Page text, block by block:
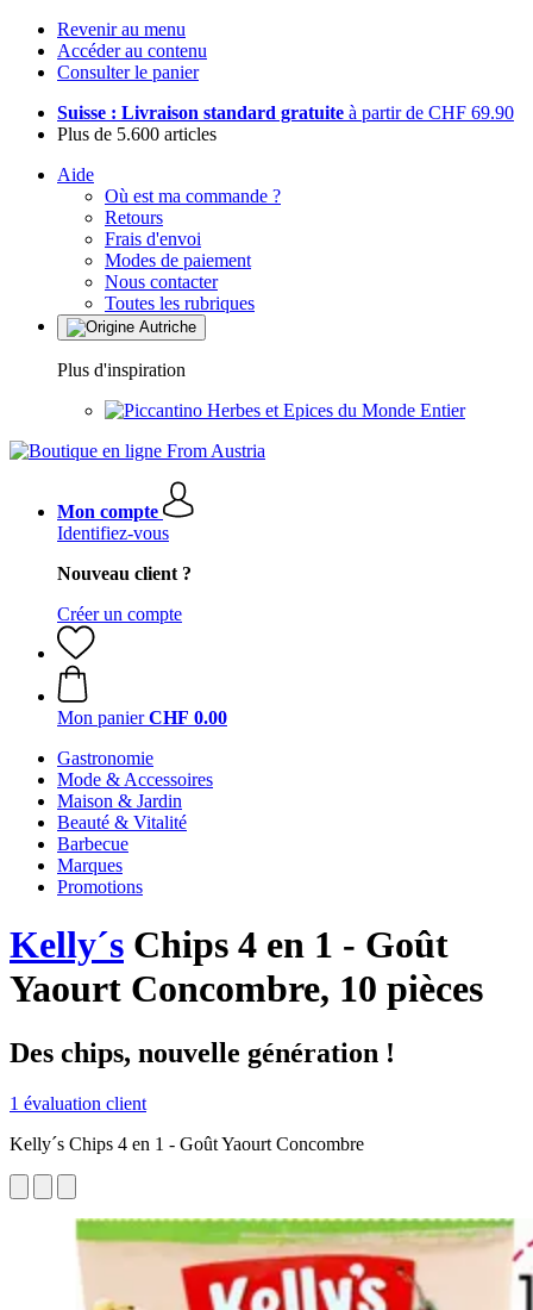
Revenir au menu
Accéder au contenu
Consulter le panier
Suisse : Livraison standard gratuite à partir de CHF 69.90
Plus de 5.600 articles
Aide
Où est ma commande ?
Retours
Frais d'envoi
Modes de paiement
Nous contacter
Toutes les rubriques
Plus d'inspiration
Herbes et Epices du Monde Entier
Mon compte
Identifiez-vous
Nouveau client ?
Créer un compte
Mon panier CHF 0.00
Gastronomie
Mode & Accessoires
Maison & Jardin
Beauté & Vitalité
Barbecue
Marques
Promotions
Kelly´s Chips 4 en 1 - Goût
Yaourt Concombre, 10 pièces
Des chips, nouvelle génération !
1 évaluation client
Kelly´s Chips 4 en 1 - Goût Yaourt Concombre